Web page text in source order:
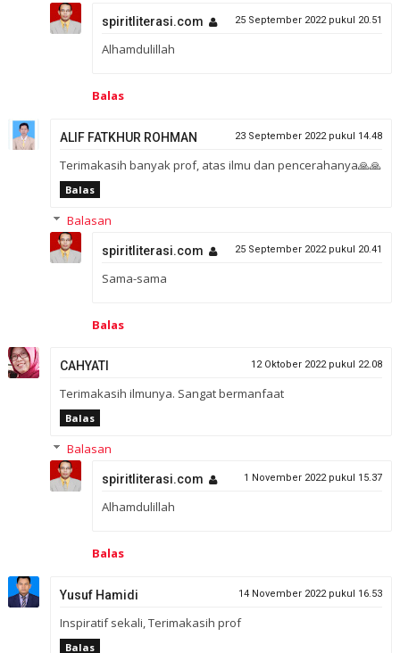
spiritliterasi.com 25 September 2022 pukul 20.51
Alhamdulillah
Balas
ALIF FATKHUR ROHMAN 23 September 2022 pukul 14.48
Terimakasih banyak prof, atas ilmu dan pencerahanya🙏🙏
Balas
Balasan
spiritliterasi.com 25 September 2022 pukul 20.41
Sama-sama
Balas
CAHYATI 12 Oktober 2022 pukul 22.08
Terimakasih ilmunya. Sangat bermanfaat
Balas
Balasan
spiritliterasi.com 1 November 2022 pukul 15.37
Alhamdulillah
Balas
Yusuf Hamidi 14 November 2022 pukul 16.53
Inspiratif sekali, Terimakasih prof
Balas